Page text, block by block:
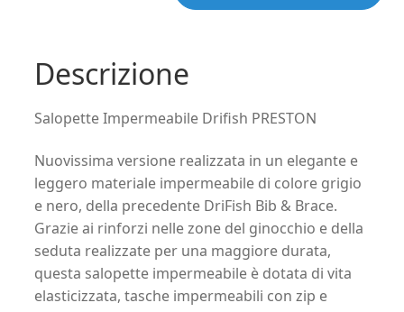
Descrizione
Salopette Impermeabile Drifish PRESTON
Nuovissima versione realizzata in un elegante e
leggero materiale impermeabile di colore grigio
e nero, della precedente DriFish Bib & Brace.
Grazie ai rinforzi nelle zone del ginocchio e della
seduta realizzate per una maggiore durata,
questa salopette impermeabile è dotata di vita
elasticizzata, tasche impermeabili con zip e